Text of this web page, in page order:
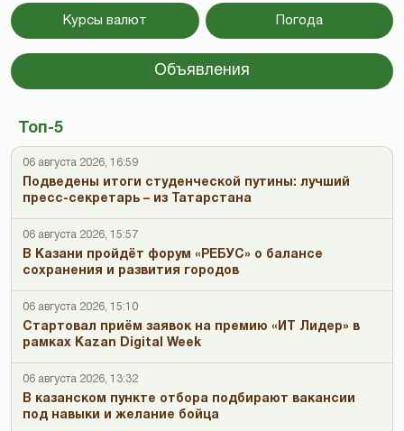
Курсы валют Погода
Объявления
Топ-5
06 августа 2026, 16:59
Подведены итоги студенческой путины: лучший
пресс-секретарь – из Татарстана
06 августа 2026, 15:57
В Казани пройдёт форум «РЕБУС» о балансе
сохранения и развития городов
06 августа 2026, 15:10
Стартовал приём заявок на премию «ИТ Лидер» в
рамках Kazan Digital Week
06 августа 2026, 13:32
В казанском пункте отбора подбирают вакансии
под навыки и желание бойца